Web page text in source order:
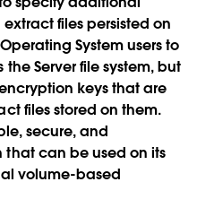
files persisted on
System users to
Server file system, but
keys that are
files stored on them.
secure, and
can be used on its
volume-based